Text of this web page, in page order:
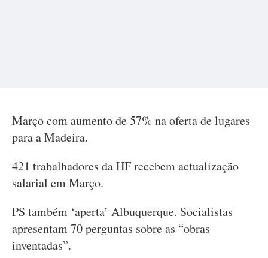
Março com aumento de 57% na oferta de lugares
para a Madeira.
421 trabalhadores da HF recebem actualização
salarial em Março.
PS também ‘aperta’ Albuquerque. Socialistas
apresentam 70 perguntas sobre as “obras
inventadas”.